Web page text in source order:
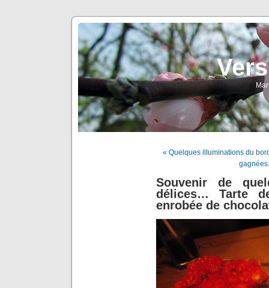
« Quelques illuminations du
Souvenir de
délices… Tarte
enrobée de